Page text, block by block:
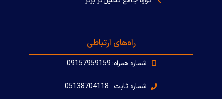
راه‌های ارتباطی
شماره همراه: 09157959159
شماره ثابت : 05138704118